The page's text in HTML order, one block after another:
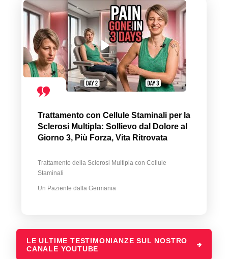
Trattamento con Cellule Staminali per la
Sclerosi Multipla: Sollievo dal Dolore al
Giorno 3, Più Forza, Vita Ritrovata
Trattamento della Sclerosi Multipla con Cellule
Staminali
Un Paziente dalla Germania
LE ULTIME TESTIMONIANZE SUL NOSTRO
CANALE YOUTUBE